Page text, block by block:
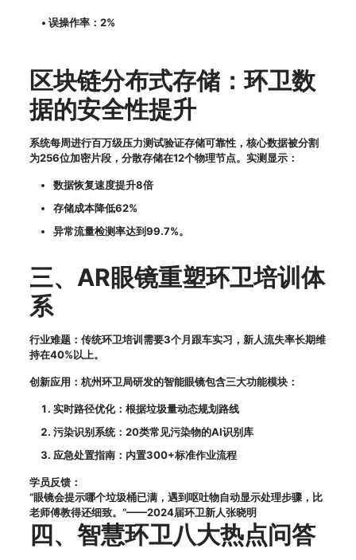
• 误操作率：2%
区块链分布式存储：环卫数
据的安全性提升
系统每周进行百万级压力测试验证存储可靠性，核心数据被分割
为256位加密片段，分散存储在12个物理节点。实测显示：
数据恢复速度提升8倍
存储成本降低62%
异常流量检测率达到99.7%。
三、AR眼镜重塑环卫培训体
系
行业难题： 传统环卫培训需要3个月跟车实习，新人流失率长期维
持在40%以上。
创新应用： 杭州环卫局研发的智能眼镜包含三大功能模块：
实时路径优化：根据垃圾量动态规划路线
污染识别系统：20类常见污染物的AI识别库
应急处置指南：内置300+标准作业流程
学员反馈：
“眼镜会提示哪个垃圾桶已满，遇到呕吐物自动显示处理步骤，比
老师傅教得还细致。”——2024届环卫新人张晓明
四、智慧环卫八大热点问答